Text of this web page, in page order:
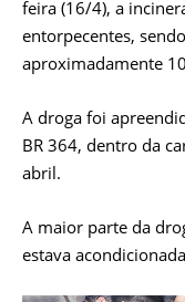
feira (16/4), a
entorpecentes,
aproximadamente
A droga foi
BR 364, dentro da
abril.
A maior parte da
estava